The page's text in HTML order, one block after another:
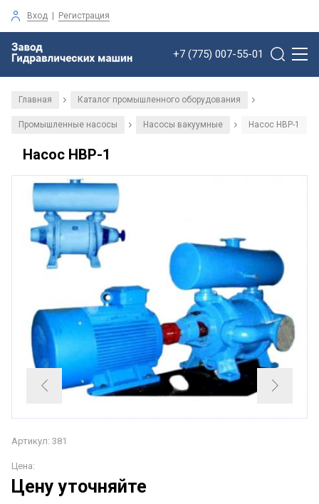
Вход | Регистрация
+7 (775) 007-55-01
Главная / Каталог промышленного оборудования /
Промышленные насосы / Насосы вакуумные / Насос НВР-1
Насос НВР-1
Артикул: 381
Цена:
Цену уточняйте